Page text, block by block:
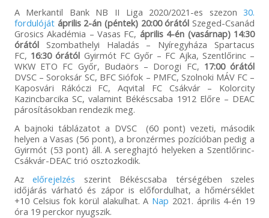
A Merkantil Bank NB II Liga 2020/2021-es szezon30.
fordulóját április 2-án (péntek) 20:00 órától Szeged-Csanád
Grosics Akadémia – Vasas FC, április 4-én (vasárnap) 14:30
órátólSzombathelyi Haladás – Nyíregyháza Spartacus
FC, 16:30 órától Gyirmót FC Győr – FC Ajka, Szentlőrinc –
WKW ETO FC Győr, Budaörs – Dorogi FC, 17:00 órától
DVSC – Soroksár SC, BFC Siófok – PMFC, Szolnoki MÁV FC –
Kaposvári Rákóczi FC, Aqvital FC Csákvár – Kolorcity
Kazincbarcika SC, valamint Békéscsaba 1912 Előre – DEAC
párosításokban rendezik meg.
A bajnoki táblázatot a DVSC (60 pont) vezeti, második
helyen a Vasas (56 pont), a bronzérmes pozícióban pedig a
Gyirmót (53 pont) áll. A sereghajtó helyeken a Szentlőrinc-
Csákvár-DEAC trió osztozkodik.
Azelőrejelzés szerint Békéscsaba térségében szeles
időjárás várható és zápor is előfordulhat, a hőmérséklet
+10 Celsius fok körül alakulhat. A Nap 2021. április 4-én 19
óra 19 perckor nyugszik.